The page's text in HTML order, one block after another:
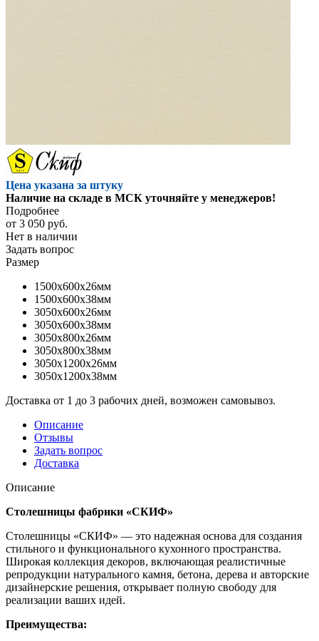
Цена указана за штуку
Наличие на складе в МСК уточняйте у менеджеров!
Подробнее
от 3 050 руб.
Нет в наличии
Задать вопрос
Размер
1500x600x26мм
1500x600x38мм
3050x600x26мм
3050x600x38мм
3050x800x26мм
3050x800x38мм
3050x1200x26мм
3050x1200x38мм
Доставка от 1 до 3 рабочих дней, возможен самовывоз.
Описание
Отзывы
Задать вопрос
Доставка
Описание
Столешницы фабрики «СКИФ»
Столешницы «СКИФ» — это надежная основа для создания
стильного и функционального кухонного пространства.
Широкая коллекция декоров, включающая реалистичные
репродукции натурального камня, бетона, дерева и авторские
дизайнерские решения, открывает полную свободу для
реализации ваших идей.
Преимущества: